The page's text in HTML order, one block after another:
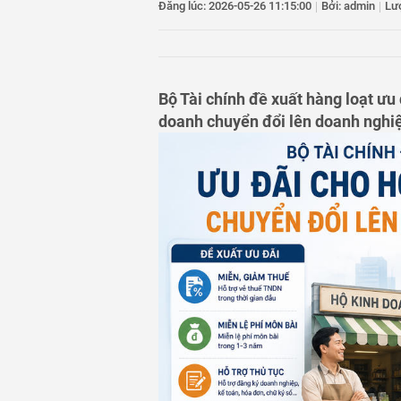
Góp ý dự thảo
14
Đề xuất chính
xứ trong nước
Đăng lúc: 2026-05-26 11:15:00 | Bởi: admin |
Bộ Tài chính đề xuất hàng loạt
doanh chuyển đổi lên doanh